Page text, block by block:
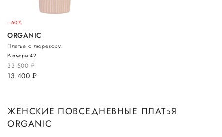
–60%
ORGANIC
Платье с люрексом
33 500руб.
13 400 руб.
Размеры:42
ЖЕНСКИЕ ПОВСЕДНЕВНЫЕ ПЛАТЬЯ
ORGANIC